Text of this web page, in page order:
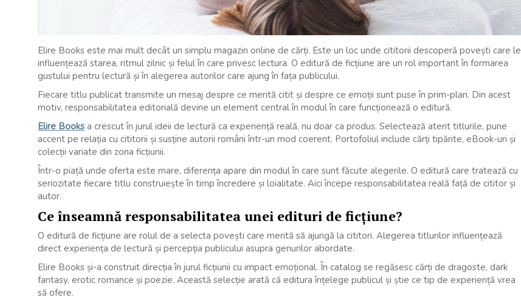
Elire Books este mai mult decât un simplu magazin online de cărți. Este un loc unde cititorii descoperă povești care le
influențează starea, ritmul zilnic și felul în care privesc lectura. O editură de ficțiune are un rol important în formarea
gustului pentru lectură și în alegerea autorilor care ajung în fața publicului.
Fiecare titlu publicat transmite un mesaj despre ce merită citit și despre ce emoții sunt puse în prim-plan. Din acest
motiv, responsabilitatea editorială devine un element central în modul în care funcționează o editură.
Elire Books a crescut în jurul ideii de lectură ca experiență reală, nu doar ca produs. Selectează atent titlurile, pune
accent pe relația cu cititorii și susține autorii români într-un mod coerent. Portofoliul include cărți tipărite, eBook-uri și
colecții variate din zona ficțiunii.
Într-o piață unde oferta este mare, diferența apare din modul în care sunt făcute alegerile. O editură care tratează cu
seriozitate fiecare titlu construiește în timp încredere și loialitate. Aici începe responsabilitatea reală față de cititor și
autor.
Ce înseamnă responsabilitatea unei edituri de ficțiune?
O editură de ficțiune are rolul de a selecta povești care merită să ajungă la cititori. Alegerea titlurilor influențează
direct experiența de lectură și percepția publicului asupra genurilor abordate.
Elire Books și-a construit direcția în jurul ficțiunii cu impact emoțional. În catalog se regăsesc cărți de dragoste, dark
fantasy, erotic romance și poezie. Această selecție arată că editura înțelege publicul și știe ce tip de experiență vrea
să ofere.